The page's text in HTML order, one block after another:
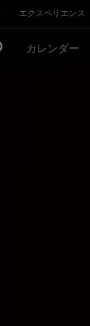
エクスペリエンス
カレンダー